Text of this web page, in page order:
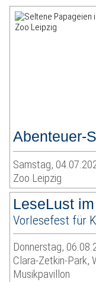
Abenteuer-
Samstag,
Zoo Leipzig
LeseLust
Vorlesefest für
Donnerstag,
Clara-Zetkin-Park,
Musikpavillon